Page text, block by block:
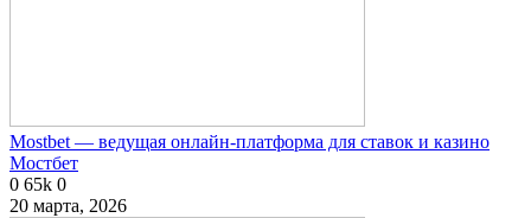
Mostbet — ведущая онлайн-платформа для ставок и казино
Мостбет
0 65k 0
20 марта, 2026